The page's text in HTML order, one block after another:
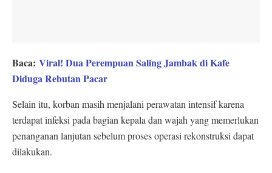
Baca: Viral! Dua Perempuan Saling Jambak di Kafe
Diduga Rebutan Pacar
Selain itu, korban masih menjalani perawatan intensif karena
terdapat infeksi pada bagian kepala dan wajah yang memerlukan
penanganan lanjutan sebelum proses operasi rekonstruksi dapat
dilakukan.